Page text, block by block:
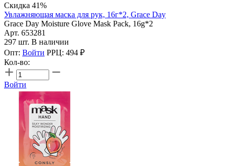
Скидка 41%
Увлажняющая маска для рук, 16г*2, Grace Day
Grace Day Moisture Glove Mask Pack, 16g*2
Арт. 653281
297 шт. В наличии
Опт: Войти РРЦ: 494 ₽
Кол-во:
Войти